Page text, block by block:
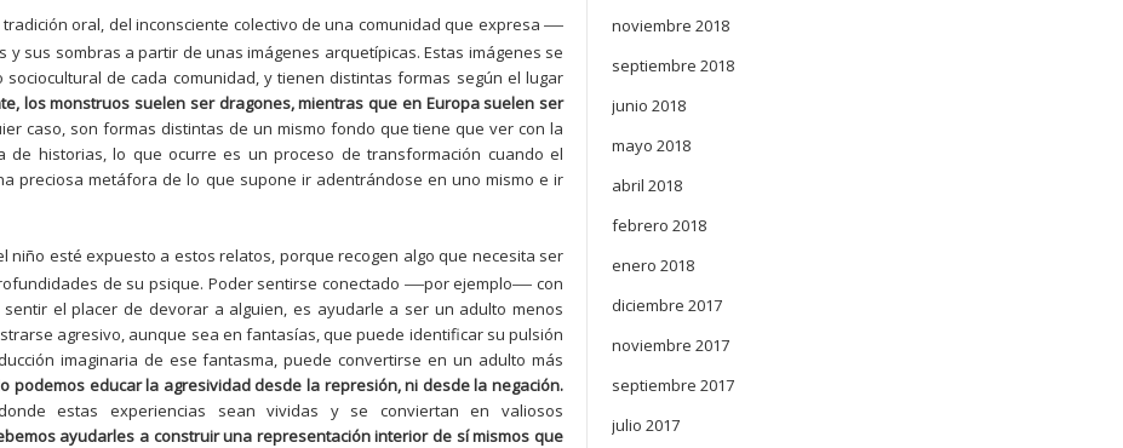
oral, del inconsciente colectivo de una comunidad que expresa —
y sus sombras a partir de unas imágenes arquetípicas. Estas imágenes se
de cada comunidad, y tienen distintas formas según el lugar
los monstruos suelen ser dragones, mientras que en Europa suelen ser
caso, son formas distintas de un mismo fondo que tiene que ver con la
de historias, lo que ocurre es un proceso de transformación cuando el
preciosa metáfora de lo que supone ir adentrándose en uno mismo e ir
niño esté expuesto a estos relatos, porque recogen algo que necesita ser
de su psique. Poder sentirse conectado —por ejemplo— con
el placer de devorar a alguien, es ayudarle a ser un adulto menos
agresivo, aunque sea en fantasías, que puede identificar su pulsión
imaginaria de ese fantasma, puede convertirse en un adulto más
podemos educar la agresividad desde la represión, ni desde la negación.
estas experiencias sean vividas y se conviertan en valiosos
ayudarles a construir una representación interior de sí mismos que
noviembre 2018
septiembre 2018
junio 2018
mayo 2018
abril 2018
febrero 2018
enero 2018
diciembre 2017
noviembre 2017
septiembre 2017
julio 2017